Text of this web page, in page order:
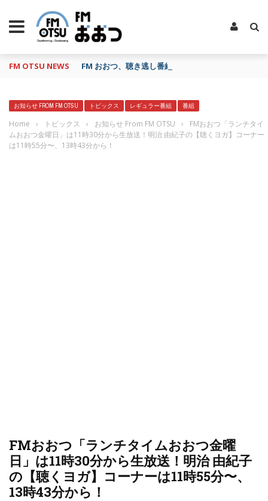
FM OTSU NEWS FM おおつ、聴き逃し番組配信サービス「shelfs」
お知らせ FROM FM OTSU トピックス レギュラー番組 番組
Home › トピックス › お知らせ From FM OTSU ›
FMおおつ「ランチタイ
ムおおつ金曜日」は11時30分から生放送！明治 由紀子の【聴くヨガ】コーナー
は11時55分〜、13時43分から！
FMおおつ「ランチタイムおおつ金曜
日」は11時30分から生放送！明治 由紀子
の【聴くヨガ】コーナーは11時55分〜、
13時43分から！